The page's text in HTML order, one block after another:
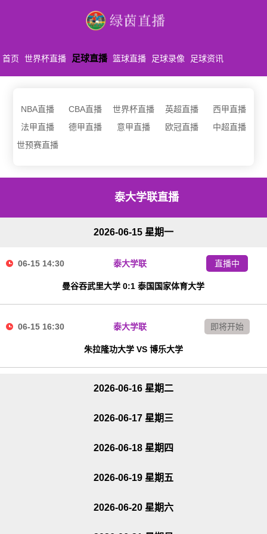
首页 世界杯直播 足球直播 篮球直播 足球录像 足球资讯
NBA直播 CBA直播 世界杯直播 英超直播
西甲直播
法甲直播
德甲直播 意甲直播 欧冠直播
中超直播
世预赛直播
泰大学联直播
2026-06-15 星期一
06-15 14:30 泰大学联
曼谷吞武里大学 0:1 泰国国家体育大学
直播中
06-15 16:30 泰大学联
朱拉隆功大学 VS 博乐大学
即将开始
2026-06-16 星期二
2026-06-17 星期三
2026-06-18 星期四
2026-06-19 星期五
2026-06-20 星期六